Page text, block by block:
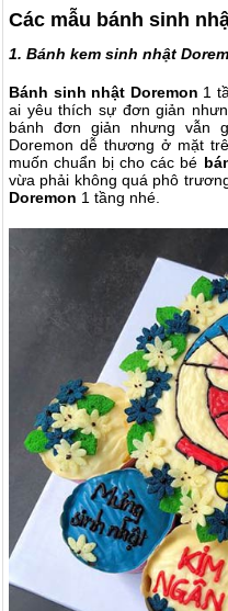
Các mẫu bánh sinh
1. Bánh kem sinh nhật
Bánh sinh nhật Doremon 1
ai yêu thích sự đơn giản
bánh đơn giản nhưng vẫn
Doremon dễ thương ở mặt
muốn chuẩn bị cho các bé
vừa phải không quá phô
Doremon 1 tầng nhé.